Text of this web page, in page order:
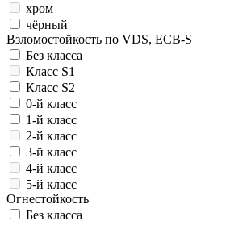
хром
чёрный
Взломостойкость по VDS, ECB-S
Без класса
Класс S1
Класс S2
0-й класс
1-й класс
2-й класс
3-й класс
4-й класс
5-й класс
Огнестойкость
Без класса